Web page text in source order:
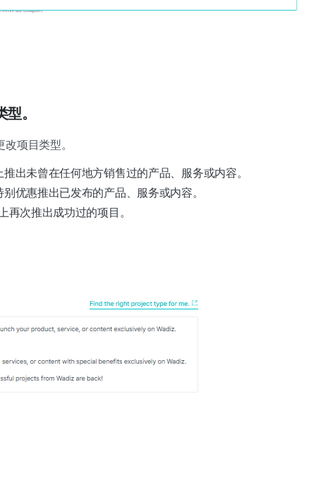
。
项目类型。
出未曾在任何地方销售过的产品、服务或内容。
优惠推出已发布的产品、服务或内容。
再次推出成功过的项目。